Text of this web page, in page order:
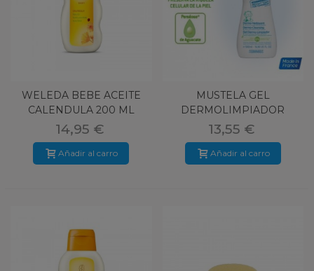
WELEDA BEBE ACEITE
CALENDULA 200 ML
14,95 €
Añadir al carro
MUSTELA GEL
DERMOLIMPIADOR
750ML
13,55 €
Añadir al carro